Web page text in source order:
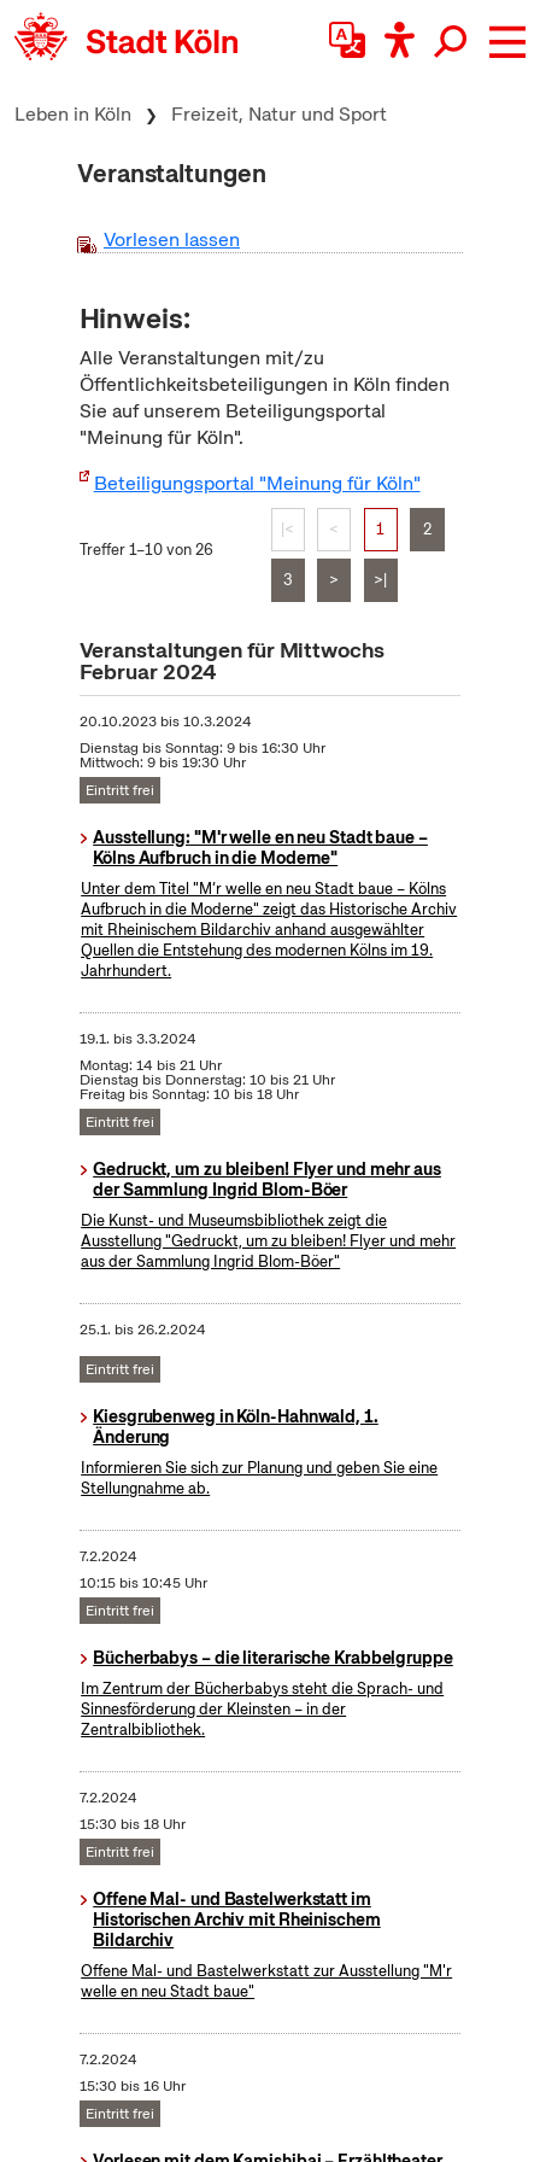
zum Inhalt springen
Leben in Köln Freizeit, Natur und Sport
Veranstaltungen
Vorlesen lassen
Hinweis:
Alle Veranstaltungen mit/zu
Öffentlichkeitsbeteiligungen in Köln finden
Sie auf unserem Beteiligungsportal
"Meinung für Köln".
Beteiligungsportal "Meinung für Köln"
Treffer 1–10 von 26
|< < 1 2
3 > >|
Veranstaltungen für Mittwochs
Februar 2024
20.10.2023bis10.3.2024
Dienstag bis Sonntag: 9 bis 16:30 Uhr
Mittwoch: 9 bis 19:30 Uhr
Eintritt frei
Ausstellung: "M'r welle en neu Stadt baue –
Kölns Aufbruch in die Moderne"
Unter dem Titel "M’r welle en neu Stadt baue – Kölns
Aufbruch in die Moderne" zeigt das Historische Archiv
mit Rheinischem Bildarchiv anhand ausgewählter
Quellen die Entstehung des modernen Kölns im 19.
Jahrhundert.
19.1. bis3.3.2024
Montag: 14 bis 21 Uhr
Dienstag bis Donnerstag: 10 bis 21 Uhr
Freitag bis Sonntag: 10 bis 18 Uhr
Eintritt frei
Gedruckt, um zu bleiben! Flyer und mehr aus
der Sammlung Ingrid Blom-Böer
Die Kunst- und Museumsbibliothek zeigt die
Ausstellung "Gedruckt, um zu bleiben! Flyer und mehr
aus der Sammlung Ingrid Blom-Böer"
25.1. bis26.2.2024
Eintritt frei
Kiesgrubenweg in Köln-Hahnwald, 1.
Änderung
Informieren Sie sich zur Planung und geben Sie eine
Stellungnahme ab.
7.2.2024
10:15 bis 10:45 Uhr
Eintritt frei
Bücherbabys – die literarische Krabbelgruppe
Im Zentrum der Bücherbabys steht die Sprach- und
Sinnesförderung der Kleinsten – in der
Zentralbibliothek.
7.2.2024
15:30 bis 18 Uhr
Eintritt frei
Offene Mal- und Bastelwerkstatt im
Historischen Archiv mit Rheinischem
Bildarchiv
Offene Mal- und Bastelwerkstatt zur Ausstellung "M'r
welle en neu Stadt baue"
7.2.2024
15:30 bis 16 Uhr
Eintritt frei